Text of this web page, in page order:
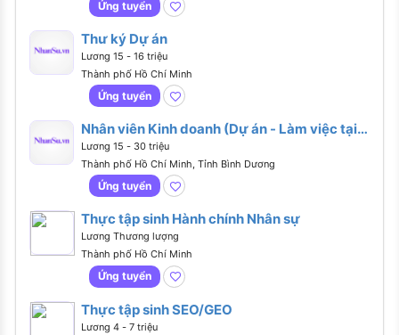
Ứng tuyển
Thư ký Dự án
Lương 15 - 16 triệu
Thành phố Hồ Chí Minh
Ứng tuyển
Nhân viên Kinh doanh (Dự án - Làm việc tại
Văn phòng Thủ Đức)
Lương 15 - 30 triệu
Thành phố Hồ Chí Minh, Tỉnh Bình Dương
Ứng tuyển
Thực tập sinh Hành chính Nhân sự
Lương Thương lượng
Thành phố Hồ Chí Minh
Ứng tuyển
Thực tập sinh SEO/GEO
Lương 4 - 7 triệu